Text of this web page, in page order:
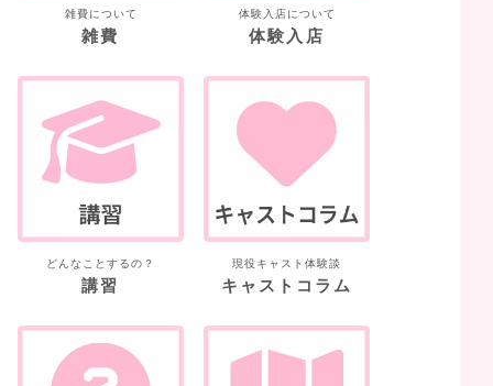
雑費について
雑費
体験入店について
体験入店
どんなことするの？
講習
現役キャスト体験談
キャストコラム